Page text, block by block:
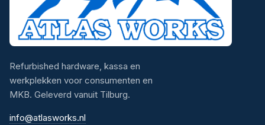
Refurbished hardware, kassa en
werkplekken voor consumenten en
MKB. Geleverd vanuit Tilburg.
info@atlasworks.nl